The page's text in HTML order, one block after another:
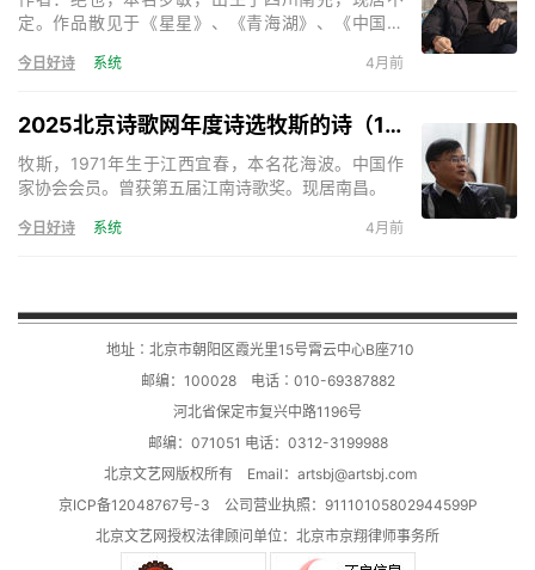
定。作品散见于《星星》、《青海湖》、《中国诗
《神的呢喃》、《秋叶集》、《在成都的日子》、
《残梦》等。主编诗歌刊物三十余部。《天下诗歌》
诗刊主编。
今日好诗 系统 4月前
2025北京诗歌网年度诗选牧斯的诗（17首）
牧斯，1971年生于江西宜春，本名花海波。中国作
家协会会员。曾获第五届江南诗歌奖。现居南昌。
今日好诗 系统 4月前
地址∶北京市朝阳区霞光里15号霄云中心B座710
邮编：100028 电话∶010-69387882
河北省保定市复兴中路1196号
邮编：071051 电话：0312-3199988
北京文艺网版权所有 Email： artsbj@artsbj.com
京ICP备12048767号-3 公司营业执照：91110105802944599P
北京文艺网授权法律顾问单位： 北京市京翔律师事务所